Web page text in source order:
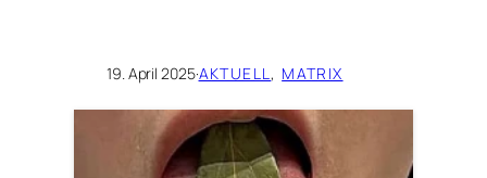
19. April 2025·AKTUELL , MATRIX